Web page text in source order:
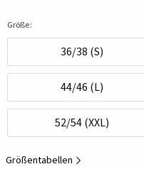
Größe:
36/38 (S)
44/46 (L)
52/54 (XXL)
Größentabellen